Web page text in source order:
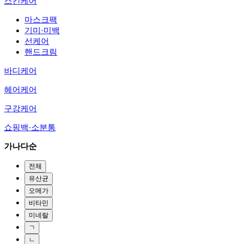
마스크팩
기미·미백
선케어
핸드크림
바디케어
헤어케어
구강케어
쇼핑백·소분통
가나다순
전체
유산균
오메가
비타민
미네랄
ㄱ
ㄴ